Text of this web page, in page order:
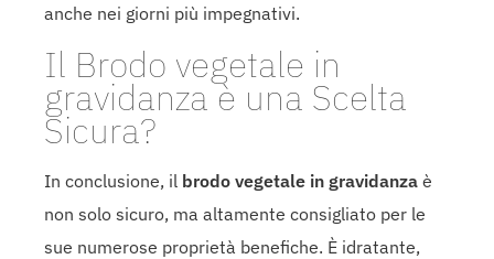
anche nei giorni più impegnativi.
Il Brodo vegetale in
gravidanza è una Scelta
Sicura?
In conclusione, il brodo vegetale in gravidanza è
non solo sicuro, ma altamente consigliato per le
sue numerose proprietà benefiche. È idratante,